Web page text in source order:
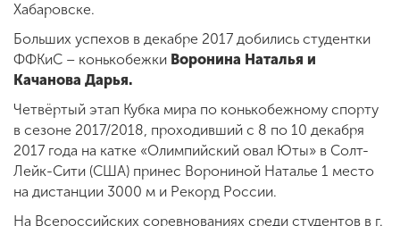
Хабаровске.
Больших успехов в декабре 2017 добились студентки
ФФКиС – конькобежки Воронина Наталья и
Качанова Дарья.
Четвёртый этап Кубка мира по конькобежному спорту
в сезоне 2017/2018, проходивший с 8 по 10 декабря
2017 года на катке «Олимпийский овал Юты» в Солт-
Лейк-Сити (США) принес Ворониной Наталье 1 место
на дистанции 3000 м и Рекорд России.
На Всероссийских соревнованиях среди студентов в г.